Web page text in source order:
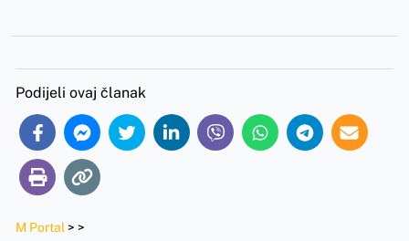
Podijeli ovaj članak
M Portal > >